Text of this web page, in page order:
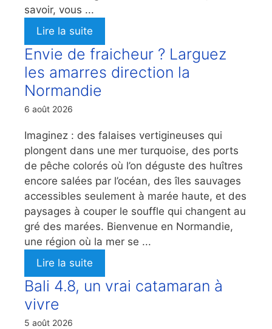
savoir, vous ...
Lire la suite
Envie de fraicheur ? Larguez
les amarres direction la
Normandie
6 août 2026
Imaginez : des falaises vertigineuses qui
plongent dans une mer turquoise, des ports
de pêche colorés où l’on déguste des huîtres
encore salées par l’océan, des îles sauvages
accessibles seulement à marée haute, et des
paysages à couper le souffle qui changent au
gré des marées. Bienvenue en Normandie,
une région où la mer se ...
Lire la suite
Bali 4.8, un vrai catamaran à
vivre
5 août 2026